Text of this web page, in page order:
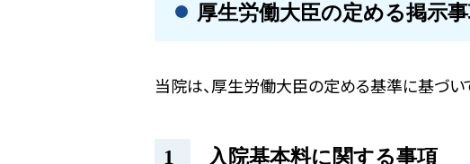
厚生労働大臣の定める掲示
当院は、厚生労働大臣の定める基準に基づい
入院基本料に関する事項